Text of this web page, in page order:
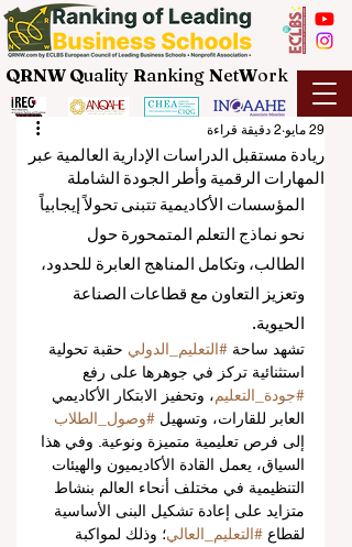
QRNW Quality Ranking NetWork
ريادة مستقبل الدراسات الإدارية العالمية عبر
المهارات الرقمية وأطر الجودة الشاملة
29 مايو 2 دقيقة قراءة
المؤسسات الأكاديمية تتبنى تحولاً إيجابياً
نحو نماذج التعلم المتمحورة حول
الطالب، وتكامل المناهج العابرة للحدود،
وتعزيز التعاون مع قطاعات الصناعة
الحيوية.
تشهد ساحة #التعليم_الدولي حقبة تحولية
استثنائية تركز في جوهرها على رفع
#جودة_التعليم، وتحفيز الابتكار الأكاديمي
العابر للقارات، وتسهيل #وصول_الطلاب
إلى فرص تعليمية متميزة ونوعية. وفي هذا
السياق، يعمل القادة الأكاديميون والهيئات
التنظيمية في مختلف أنحاء العالم بنشاط
متزايد على إعادة تشكيل البنى الأساسية
لقطاع #التعليم_العالي؛ وذلك لمواكبة